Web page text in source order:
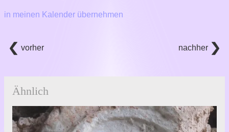
in meinen Kalender übernehmen
vorher nachher
Ähnlich